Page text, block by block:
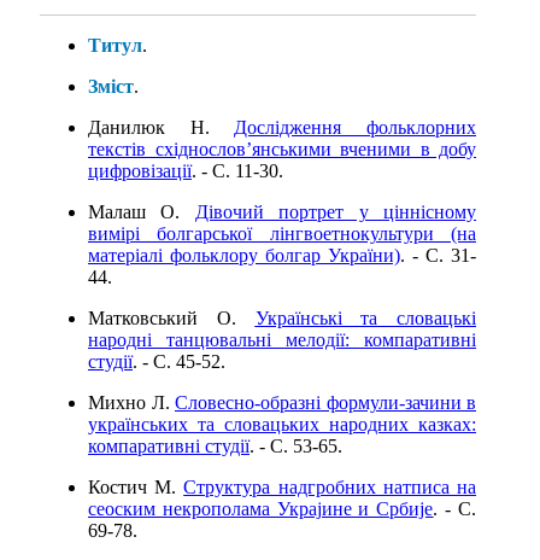
Титул.
Зміст.
Данилюк Н. Дослідження фольклорних
текстів східнослов’янськими вченими в добу
цифровізації. - C. 11-30.
Малаш О. Дівочий портрет у ціннісному
вимірі болгарської лінгвоетнокультури (на
матеріалі фольклору болгар України). - C. 31-
44.
Матковський О. Українські та словацькі
народні танцювальні мелодії: компаративні
студії. - C. 45-52.
Михно Л. Словесно-образні формули-зачини в
українських та словацьких народних казках:
компаративні студії. - C. 53-65.
Костич М.Структура надгробних натписа на
сеоским некрополама Украјине и Србије. - C.
69-78.